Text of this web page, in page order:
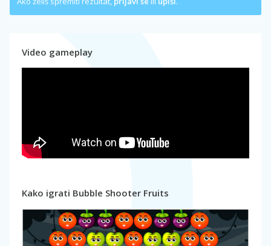
Video gameplay
Kako igrati Bubble Shooter Fruits